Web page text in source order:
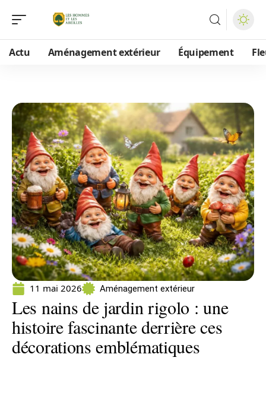
Actu Aménagement extérieur Équipement
11 mai 2026 Aménagement extérieur
Les nains de jardin rigolo : une
histoire fascinante derrière ces
décorations emblématiques